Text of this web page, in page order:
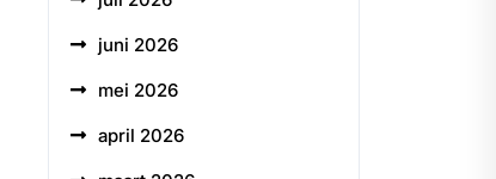
juni 2026
mei 2026
april 2026